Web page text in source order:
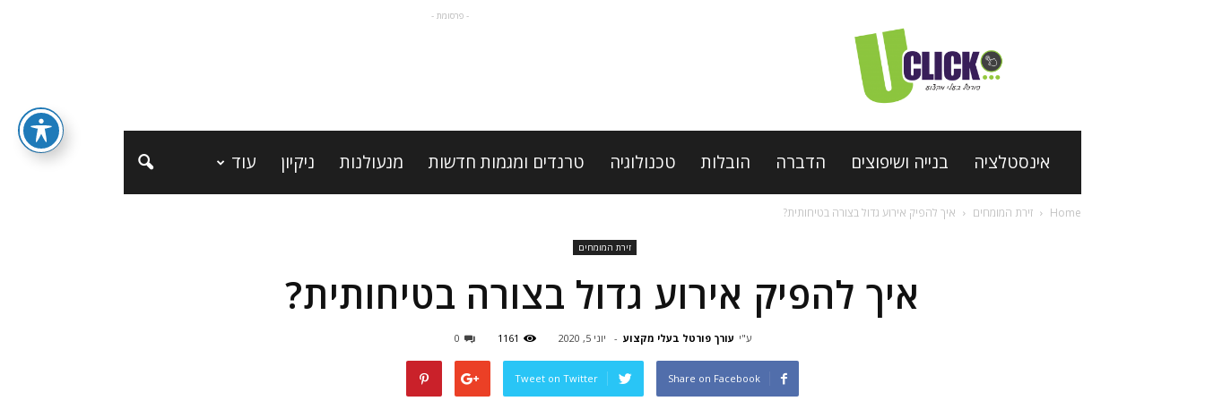
- פרסומת -
אינסטלציה בנייה ושיפוצים הדברה הובלות טכנולוגיה טרנדים ומגמות חדשות מנעולנות ניקיון עוד
Home זירת המומחים איך להפיק אירוע גדול בצורה בטיחותית?
זירת המומחים
איך להפיק אירוע גדול בצורה בטיחותית?
ע"י עורך פורטל בעלי מקצוע - יוני 5, 2020 1161
0
Share on Facebook
Tweet on Twitter